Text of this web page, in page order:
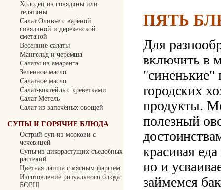
Холодец из говядины или
телятины
Салат Оливье с варёной
говядиной и деревенской
сметаной
Весенние салаты
Мангольд и черемша
Салаты из амаранта
Зеленное масло
Салатное масло
Салат-коктейль с креветками
Салат Метель
Салат из запечёных овощей
СУПЫ И ГОРЯЧИЕ БЛЮДА
Острый суп из моркови с
чечевицей
Cупы из дикорастущих съедобных
растений
Цветная лапша с мясным фаршем
Изготовление ритуального блюда
БОРЩ
ПЯТЬ
Для
включить в
"синенькие"
городских
продукты.
полезный
красивая
но и
займемся